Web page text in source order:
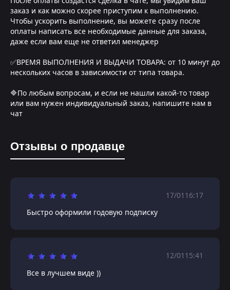
заказ и как можно скорее приступим к выполнению.
Чтобы ускорить выполнение, вы можете сразу после
оплаты написать все необходимые данные для заказа,
даже если вам еще не ответил менеджер
✅ВРЕМЯ ВЫПОЛНЕНИЯ И ВЫДАЧИ ТОВАРА: от 10 минут до
нескольких часов в зависимости от типа товара.
🔷По любым вопросам, и если не нашли какой-то товар
или вам нужен индивидуальный заказ, напишите нам в
чат
Отзывы о продавце
17/01 16:17
Быстро оформили годовую подписку
12/01 15:41
Все в лучшем виде ))